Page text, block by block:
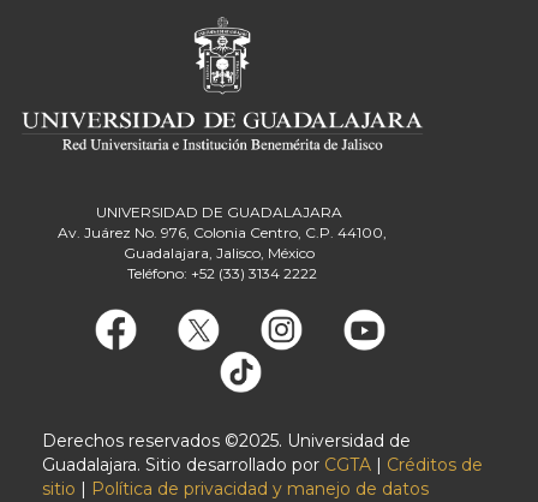
UNIVERSIDAD DE GUADALAJARA
Av. Juárez No. 976, Colonia Centro, C.P. 44100,
Guadalajara, Jalisco, México
Teléfono: +52 (33) 3134 2222
Derechos reservados ©2025. Universidad de
Guadalajara. Sitio desarrollado por CGTA | Créditos de
sitio | Política de privacidad y manejo de datos